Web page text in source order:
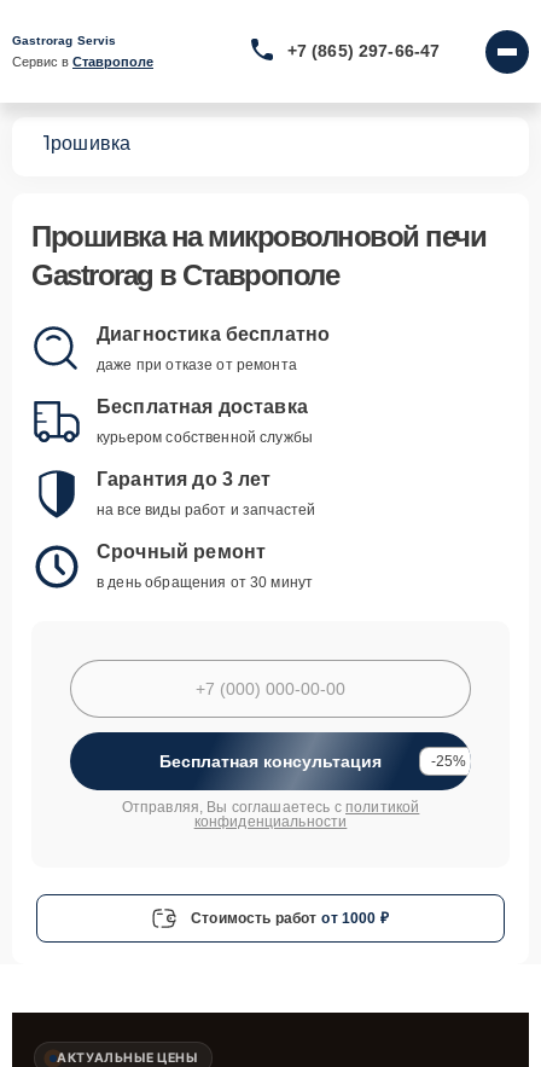
Gastrorag Servis
Сервис в Ставрополе
+7 (865) 297-66-47
Прошивка
Прошивкана микроволновой печи
Gastrorag в Ставрополе
Диагностика бесплатно
даже при отказе от ремонта
Бесплатная доставка
курьером собственной службы
Гарантия до 3 лет
на все виды работ и запчастей
Срочный ремонт
в день обращения от 30 минут
Бесплатная консультация -25%
Отправляя, Вы соглашаетесь с политикой
конфиденциальности
Стоимость работ от 1000 ₽
АКТУАЛЬНЫЕ ЦЕНЫ